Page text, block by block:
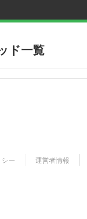
ド一覧
ー 運営者情報